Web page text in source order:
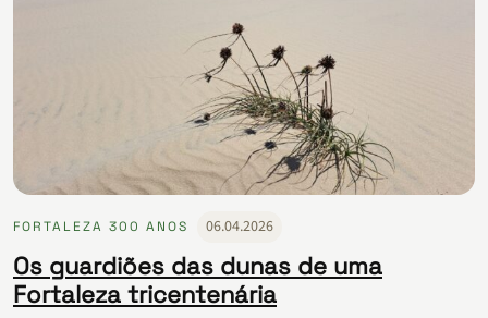
FORTALEZA 300 ANOS 06.04.2026
Os guardiões das dunas de uma
Fortaleza tricentenária